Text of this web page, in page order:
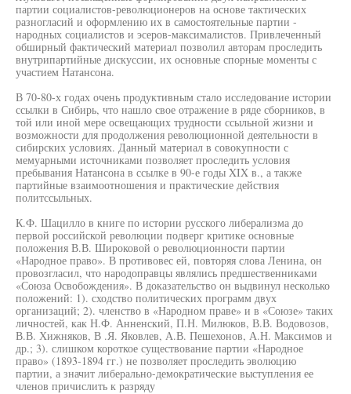
партии социалистов-революционеров на основе тактических
разногласий и оформлению их в самостоятельные партии -
народных социалистов и эсеров-максималистов. Привлеченный
обширный фактический материал позволил авторам проследить
внутрипартийные дискуссии, их основные спорные моменты с
участием Натансона.
В 70-80-х годах очень продуктивным стало исследование истории
ссылки в Сибирь, что нашло свое отражение в ряде сборников, в
той или иной мере освещающих трудности ссыльной жизни и
возможности для продолжения революционной деятельности в
сибирских условиях. Данный материал в совокупности с
мемуарными источниками позволяет проследить условия
пребывания Натансона в ссылке в 90-е годы XIX в., а также
партийные взаимоотношения и практические действия
политссыльных.
К.Ф. Шацилло в книге по истории русского либерализма до
первой российской революции подверг критике основные
положения В.В. Широковой о революционности партии
«Народное право». В противовес ей, повторяя слова Ленина, он
провозгласил, что народоправцы являлись предшественниками
«Союза Освобождения». В доказательство он выдвинул несколько
положений: 1). сходство политических программ двух
организаций; 2). членство в «Народном праве» и в «Союзе» таких
личностей, как Н.Ф. Анненский, П.Н. Милюков, В.В. Водовозов,
В.В. Хижняков, В .Я. Яковлев, А.В. Пешехонов, А.Н. Максимов и
др.; 3). слишком короткое существование партии «Народное
право» (1893-1894 гг.) не позволяет проследить эволюцию
партии, а значит либерально-демократические выступления ее
членов причислить к разряду